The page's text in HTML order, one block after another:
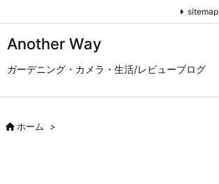
Another Way
ガーデニング・カメラ・生活/レビューブログ
sitemap
ホーム >